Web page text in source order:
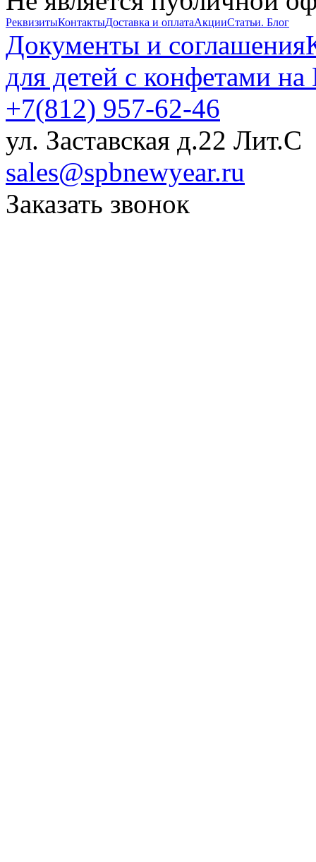
РеквизитыКонтактыДоставка и оплатаАкцииСтатьи. Блог
Документы и соглашения
для детей с конфетами
+7(812) 957-62-46
ул. Заставская д.22 Лит.С
sales@spbnewyear.ru
Заказать звонок